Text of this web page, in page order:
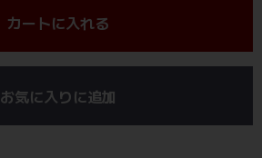
カートに入れる
お気に入りに追加